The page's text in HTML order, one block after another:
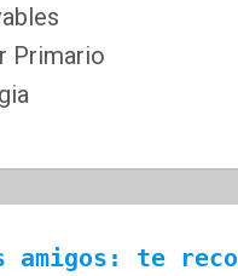
Primario
amigos: te